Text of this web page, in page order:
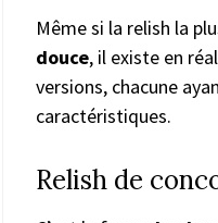
Même si la relish la
douce, il existe en
versions, chacune
caractéristiques.
Relish de